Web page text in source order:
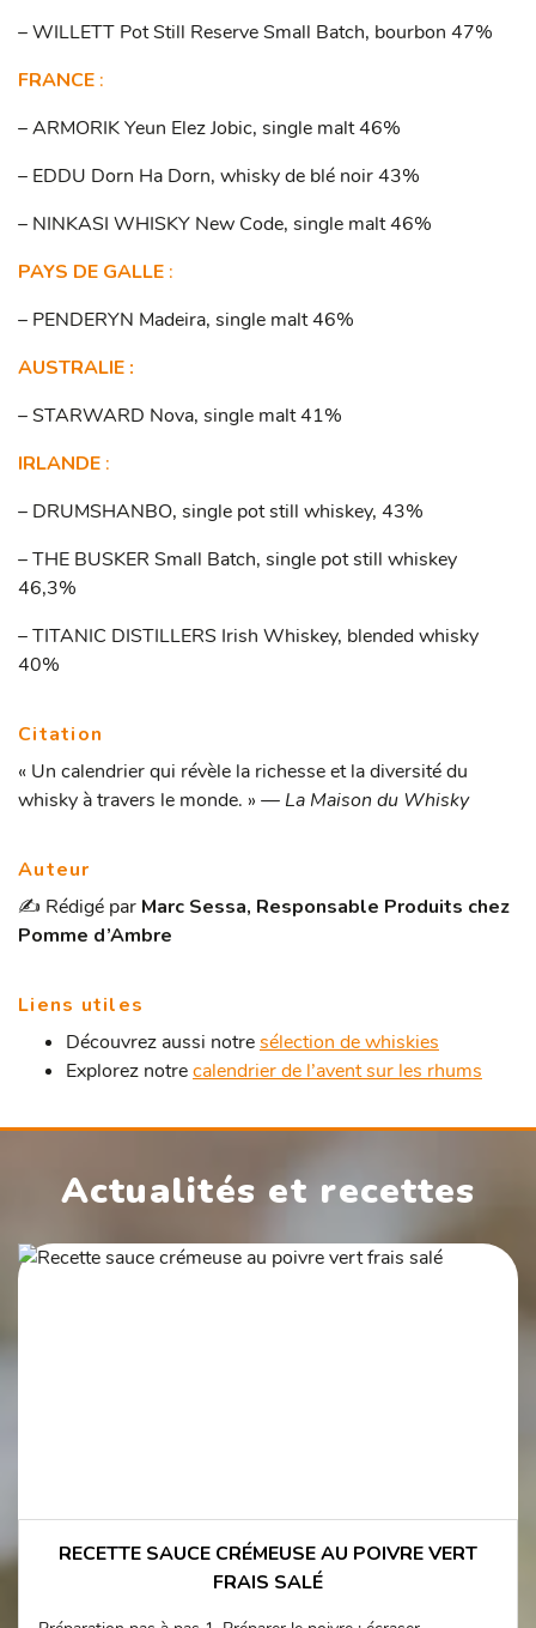
– WILLETT Pot Still Reserve Small Batch, bourbon 47%
FRANCE :
– ARMORIK Yeun Elez Jobic, single malt 46%
– EDDU Dorn Ha Dorn, whisky de blé noir 43%
– NINKASI WHISKY New Code, single malt 46%
PAYS DE GALLE :
– PENDERYN Madeira, single malt 46%
AUSTRALIE :
– STARWARD Nova, single malt 41%
IRLANDE :
– DRUMSHANBO, single pot still whiskey, 43%
– THE BUSKER Small Batch, single pot still whiskey
46,3%
– TITANIC DISTILLERS Irish Whiskey, blended whisky
40%
Citation
« Un calendrier qui révèle la richesse et la diversité du
whisky à travers le monde. » — La Maison du Whisky
Auteur
✍️ Rédigé par Marc Sessa, Responsable Produits chez
Pomme d’Ambre
Liens utiles
Découvrez aussi notresélection de whiskies
Explorez notrecalendrier de l’avent sur les rhums
Actualités et recettes
RECETTE SAUCE CRÉMEUSE AU POIVRE VERT
FRAIS SALÉ